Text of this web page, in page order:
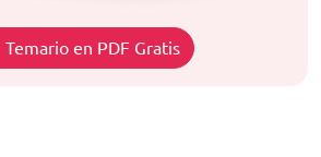
Temario en PDF Gratis